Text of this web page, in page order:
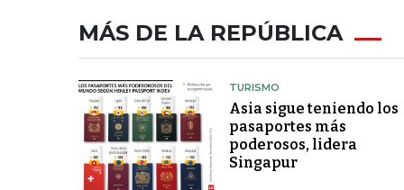
MÁS DE LA REPÚBLICA
TURISMO
Asia sigue teniendo los
pasaportes más
poderosos, lidera
Singapur